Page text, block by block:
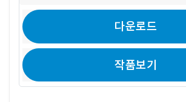
다운로드
작품보기